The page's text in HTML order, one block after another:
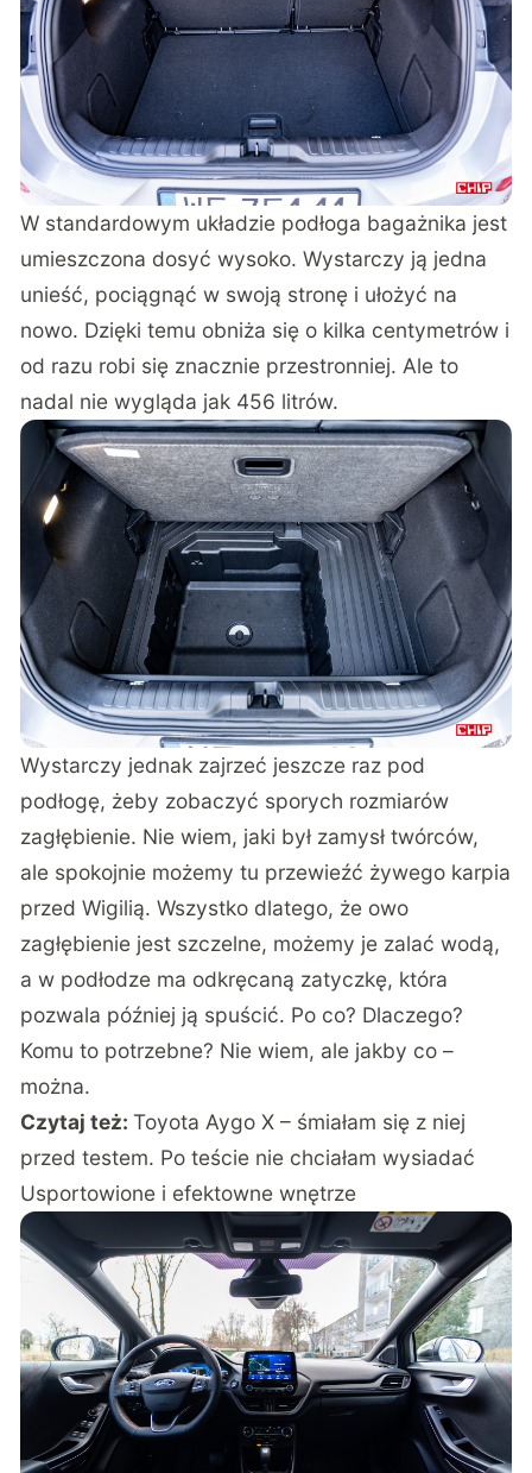
W standardowym układzie podłoga bagażnika jest
umieszczona dosyć wysoko. Wystarczy ją jedna
unieść, pociągnąć w swoją stronę i ułożyć na
nowo. Dzięki temu obniża się o kilka centymetrów i
od razu robi się znacznie przestronniej. Ale to
nadal nie wygląda jak 456 litrów.
Wystarczy jednak zajrzeć jeszcze raz pod
podłogę, żeby zobaczyć sporych rozmiarów
zagłębienie. Nie wiem, jaki był zamysł twórców,
ale spokojnie możemy tu przewieźć żywego karpia
przed Wigilią. Wszystko dlatego, że owo
zagłębienie jest szczelne, możemy je zalać wodą,
a w podłodze ma odkręcaną zatyczkę, która
pozwala później ją spuścić. Po co? Dlaczego?
Komu to potrzebne? Nie wiem, ale jakby co –
można.
Czytaj też:Toyota Aygo X – śmiałam się z niej
przed testem. Po teście nie chciałam wysiadać
Usportowione i efektowne wnętrze